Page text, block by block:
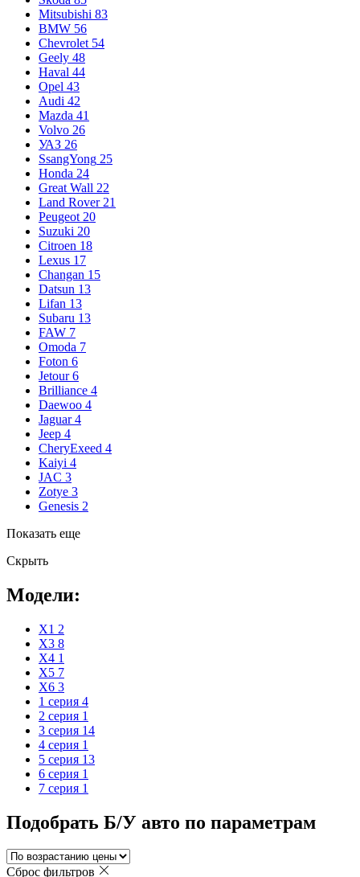
Mitsubishi 83
BMW 56
Chevrolet 54
Geely 48
Haval 44
Opel 43
Audi 42
Mazda 41
Volvo 26
УАЗ 26
SsangYong 25
Honda 24
Great Wall 22
Land Rover 21
Peugeot 20
Suzuki 20
Citroen 18
Lexus 17
Changan 15
Datsun 13
Lifan 13
Subaru 13
FAW 7
Omoda 7
Foton 6
Jetour 6
Brilliance 4
Daewoo 4
Jaguar 4
Jeep 4
CheryExeed 4
Kaiyi 4
JAC 3
Zotye 3
Genesis 2
Показать еще
Скрыть
Модели:
X1 2
X3 8
X4 1
X5 7
X6 3
1 серия 4
2 серия 1
3 серия 14
4 серия 1
5 серия 13
6 серия 1
7 серия 1
Подобрать Б/У авто по параметрам
Сброс фильтров